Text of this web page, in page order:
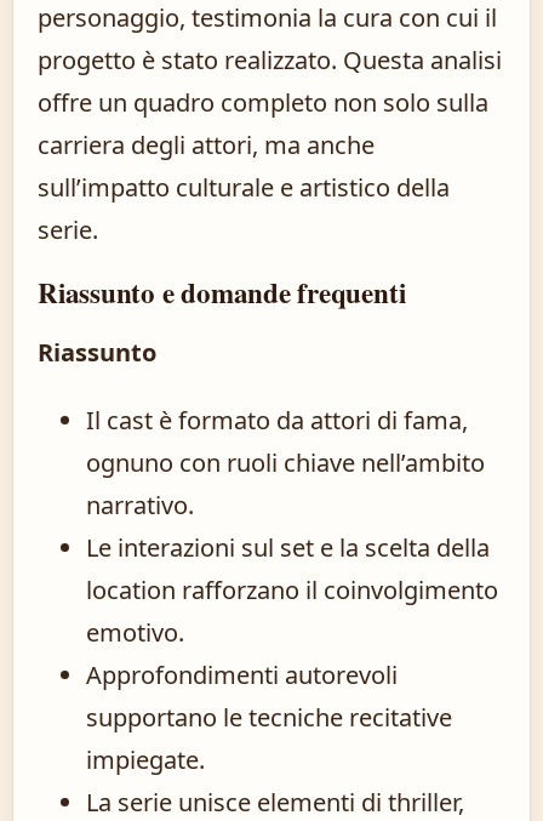
personaggio, testimonia la cura con cui il
progetto è stato realizzato. Questa analisi
offre un quadro completo non solo sulla
carriera degli attori, ma anche
sull’impatto culturale e artistico della
serie.
Riassunto e domande frequenti
Riassunto
Il cast è formato da attori di fama,
ognuno con ruoli chiave nell’ambito
narrativo.
Le interazioni sul set e la scelta della
location rafforzano il coinvolgimento
emotivo.
Approfondimenti autorevoli
supportano le tecniche recitative
impiegate.
La serie unisce elementi di thriller,